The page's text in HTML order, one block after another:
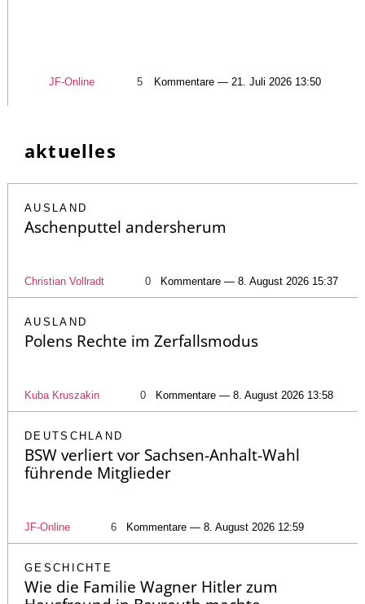
JF-Online 5 Kommentare — 21. Juli 2026 13:50
aktuelles
AUSLAND
Aschenputtel andersherum
Christian Vollradt 0 Kommentare — 8. August 2026 15:37
AUSLAND
Polens Rechte im Zerfallsmodus
Kuba Kruszakin 0 Kommentare — 8. August 2026 13:58
DEUTSCHLAND
BSW verliert vor Sachsen-Anhalt-Wahl
führende Mitglieder
JF-Online 6 Kommentare — 8. August 2026 12:59
GESCHICHTE
Wie die Familie Wagner Hitler zum